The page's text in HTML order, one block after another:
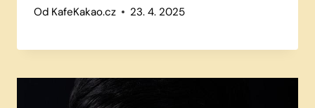
Od KafeKakao.cz 23. 4. 2025